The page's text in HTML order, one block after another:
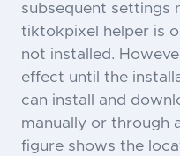
subsequent settings
tiktokpixel helper is
not installed.
effect until the
can install and
manually or through
figure shows the